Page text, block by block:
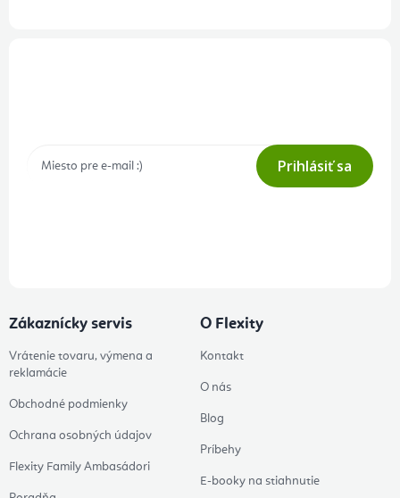
Prihlásiť sa
Zákaznícky servis
Vrátenie tovaru, výmena a
reklamácie
Obchodné podmienky
Ochrana osobných údajov
Flexity Family Ambasádori
O Flexity
Kontakt
O nás
Blog
Príbehy
E-booky na stiahnutie